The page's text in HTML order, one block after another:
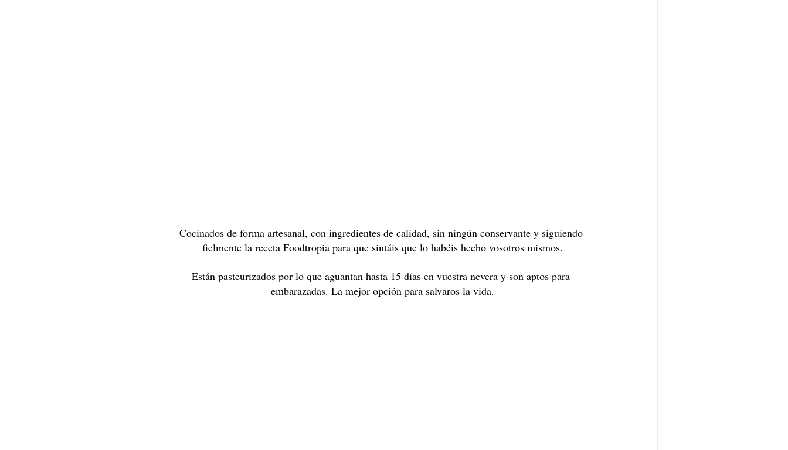
Cocinados de forma artesanal, con ingredientes de calidad, sin ningún conservante y siguiendo
fielmente la receta Foodtropia para que sintáis que lo habéis hecho vosotros mismos.
Están pasteurizados por lo que aguantan hasta 15 días en vuestra nevera y son aptos para
embarazadas. La mejor opción para salvaros la vida.